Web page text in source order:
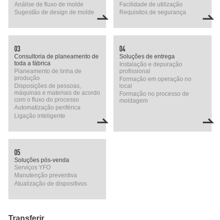
Análise de fluxo de molde
Sugestão de design de molde
Facilidade de utilização
Requisitos de segurança
03
Consultoria de planeamento de
toda a fábrica
Planeamento de linha de
produção
Disposições de pessoas,
máquinas e materiais de acordo
com o fluxo do processo
Automatização periférica
Ligação inteligente
04
Soluções de entrega
Instalação e depuração
profissional
Formação em operação no
local
Formação no processo de
moldagem
05
Soluções pós-venda
Serviços YFO
Manutenção preventiva
Atualização de dispositivos
Transferir